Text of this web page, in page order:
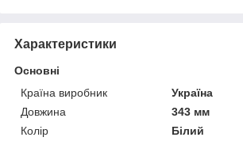
Характеристики
Основні
Країна виробник
Україна
Довжина
343 мм
Колір
Білий